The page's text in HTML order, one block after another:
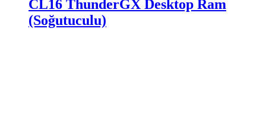
CL16 ThunderGX Desktop Ram
(Soğutuculu)